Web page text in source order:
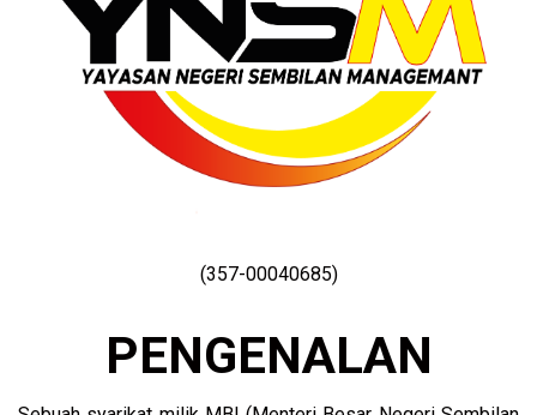
(357-00040685)
PENGENALAN